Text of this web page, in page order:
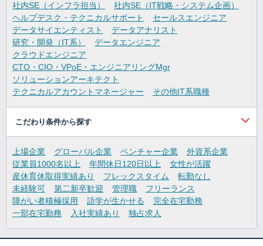
社内SE（インフラ担当）
社内SE（IT戦略・システム企画）
ヘルプデスク・テクニカルサポート
セールスエンジニア
データサイエンティスト
データアナリスト
研究・開発（IT系）
データエンジニア
クラウドエンジニア
CTO・CIO・VPoE・エンジニアリングMgr
ソリューションアーキテクト
テクニカルアカウントマネージャー
その他IT系職種
こだわり条件から探す
上場企業 グローバル企業 ベンチャー企業
外資系企業
従業員1000名以上
年間休日120日以上
女性が活躍
産休育休取得実績あり
フレックスタイム
転勤なし
未経験可
第二新卒歓迎 管理職
フリーランス
障がい者積極採用
語学が生かせる
完全在宅勤務
一部在宅勤務
入社実績あり 独占求人